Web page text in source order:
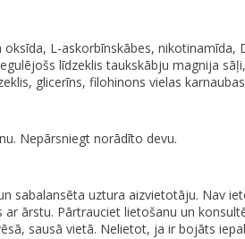
L-askorbīnskābes,
līdzeklis taukskābju magnija
glicerīns, filohinons vielas
Nepārsniegt norādīto devu.
sabalansēta uztura aizvietotāju. Nav
ārstu. Pārtrauciet lietošanu un
sausā vietā. Nelietot, ja ir bojāts